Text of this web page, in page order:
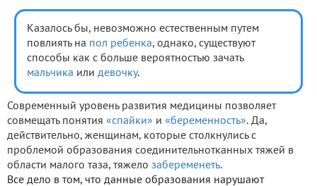
Казалось бы, невозможно естественным путем
повлиять на пол ребенка, однако, существуют
способы как с больше вероятностью зачать
мальчика или девочку.
Современный уровень развития медицины позволяет
совмещать понятия «спайки» и «беременность». Да,
действительно, женщинам, которые столкнулись с
проблемой образования соединительнотканных тяжей в
области малого таза, тяжело забеременеть.
Все дело в том, что данные образования нарушают